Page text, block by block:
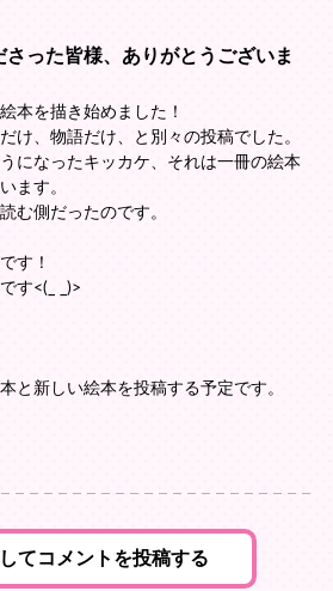
った皆様、ありがとうございま
本を描き始めました！
け、物語だけ、と別々の投稿でした。
になったキッカケ、それは一冊の絵本
ます。
む側だったのです。
す！
す<(_ _)>
と新しい絵本を投稿する予定です。
てコメントを投稿する